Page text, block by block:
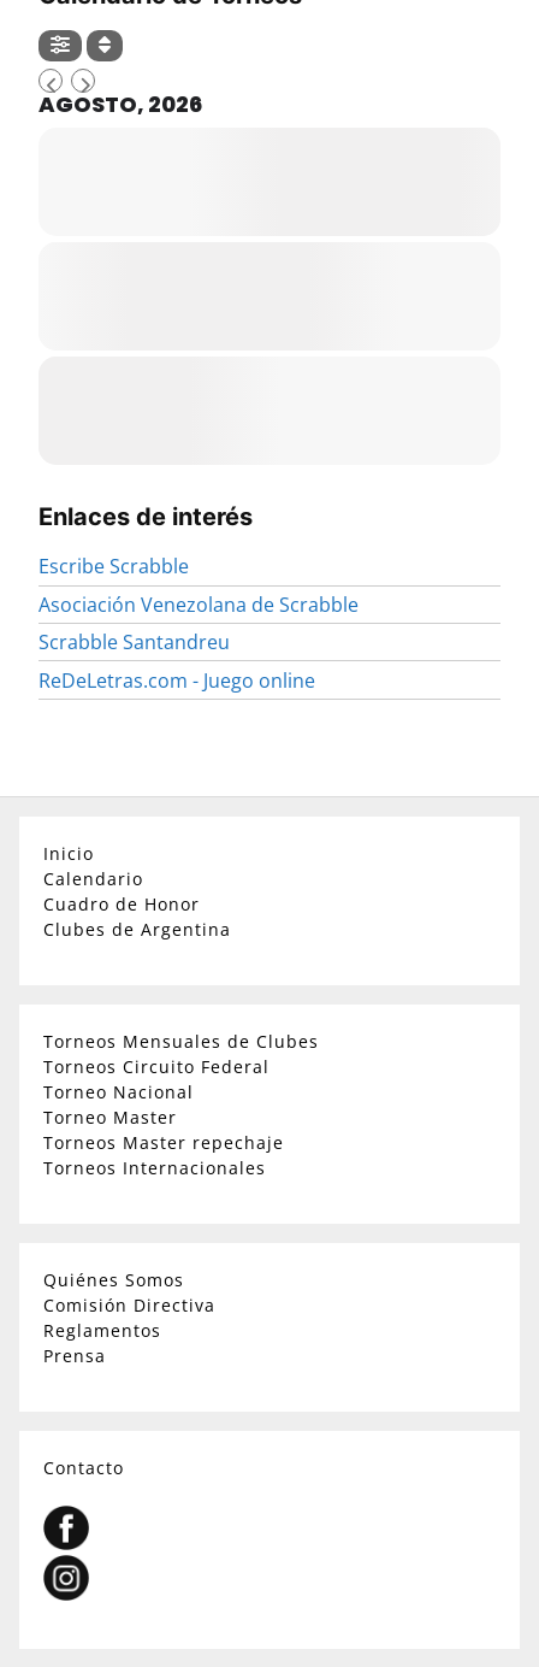
AGOSTO, 2026
Enlaces de interés
Escribe Scrabble
Asociación Venezolana de Scrabble
Scrabble Santandreu
ReDeLetras.com - Juego online
Inicio
Calendario
Cuadro de Honor
Clubes de Argentina
Torneos Mensuales de Clubes
Torneos Circuito Federal
Torneo Nacional
Torneo Master
Torneos Master repechaje
Torneos Internacionales
Quiénes Somos
Comisión Directiva
Reglamentos
Prensa
Contacto